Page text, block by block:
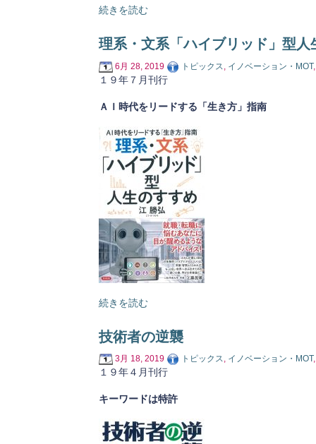
続きを読む
理系・文系「ハイブリッド」型人
6月 28, 2019 トピックス イノベーション・MOT
１９年７月刊行
ＡＩ時代をリードする「生き方」指南
続きを読む
技術者の逆襲
3月 18, 2019 トピックス, イノベーション・MOT
１９年４月刊行
キーワードは特許